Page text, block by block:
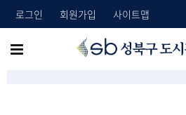
로그인 회원가입 사이트맵
메